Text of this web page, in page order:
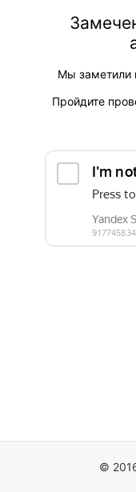
Мы заметили
Пройдите
©